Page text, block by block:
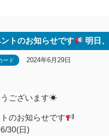
トのお知らせです 明日
ード 2024年6月29日
うございます☀
のお知らせです
30(日)